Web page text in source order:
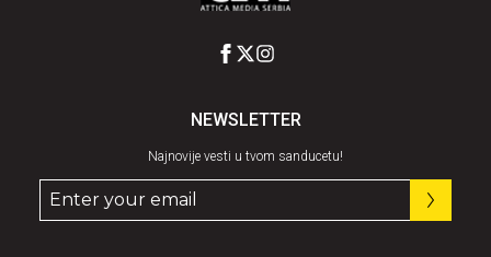
NEWSLETTER
Najnovije vesti u tvom sanducetu!